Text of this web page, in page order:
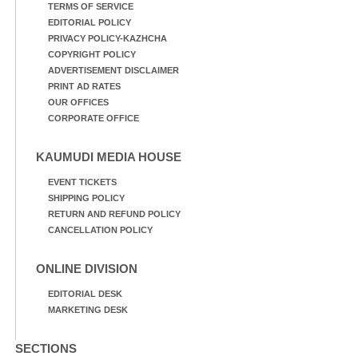
TERMS OF SERVICE
EDITORIAL POLICY
PRIVACY POLICY-KAZHCHA
COPYRIGHT POLICY
ADVERTISEMENT DISCLAIMER
PRINT AD RATES
OUR OFFICES
CORPORATE OFFICE
KAUMUDI MEDIA HOUSE
EVENT TICKETS
SHIPPING POLICY
RETURN AND REFUND POLICY
CANCELLATION POLICY
ONLINE DIVISION
EDITORIAL DESK
MARKETING DESK
SECTIONS